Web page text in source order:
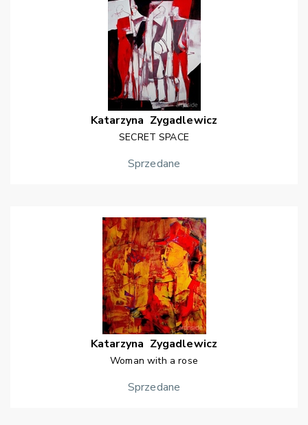
Katarzyna Zygadlewicz
SECRET SPACE
Sprzedane
Katarzyna Zygadlewicz
Woman with a rose
Sprzedane